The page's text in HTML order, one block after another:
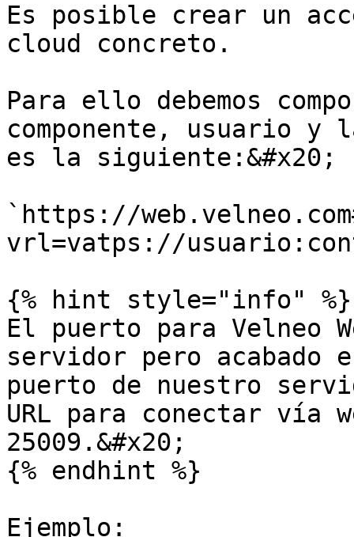
Es posible crear un
cloud concreto.
Para ello debemos
componente, usuario
es la siguiente:&#x20;
`https://
vrl=vatps://
{% hint style="info" %}
El puerto para Velneo
servidor pero
puerto de nuestro
URL para conectar vía
25009.&#x20;
{% endhint %}
Ejemplo: